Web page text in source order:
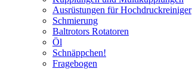
Ausrüstungen für Hochdruckreiniger
Schmierung
Baltrotors Rotatoren
Öl
Schnäppchen!
Fragebogen